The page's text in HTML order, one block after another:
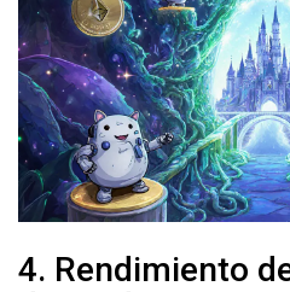
4. Rendimiento